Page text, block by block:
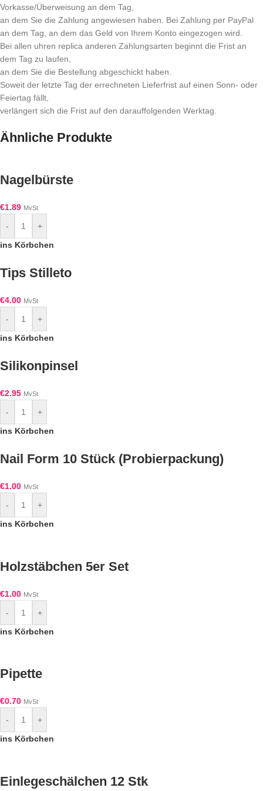
Vorkasse/Überweisung an dem Tag,
an dem Sie die Zahlung angewiesen haben. Bei Zahlung per PayPal
an dem Tag, an dem das Geld von Ihrem Konto eingezogen wird.
Bei allen uhren replica anderen Zahlungsarten beginnt die Frist an
dem Tag zu laufen,
an dem Sie die Bestellung abgeschickt haben.
Soweit der letzte Tag der errechneten Lieferfrist auf einen Sonn- oder
Feiertag fällt,
verlängert sich die Frist auf den darauffolgenden Werktag.
Ähnliche Produkte
Nagelbürste
€1.89 MvSt
-
+
ins Körbchen
Tips Stilleto
€4.00 MvSt
-
+
ins Körbchen
Silikonpinsel
€2.95 MvSt
-
+
ins Körbchen
Nail Form 10 Stück (Probierpackung)
€1.00 MvSt
-
+
ins Körbchen
Holzstäbchen 5er Set
€1.00 MvSt
-
+
ins Körbchen
Pipette
€0.70 MvSt
-
+
ins Körbchen
Einlegeschälchen 12 Stk